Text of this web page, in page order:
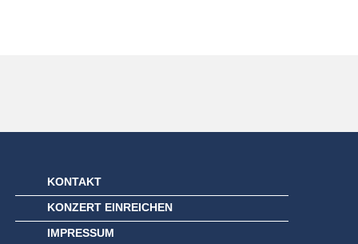
KONTAKT
KONZERT EINREICHEN
IMPRESSUM